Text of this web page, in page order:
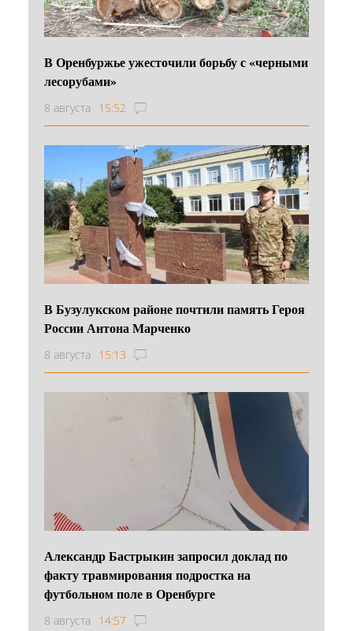
В Оренбуржье ужесточили борьбу с «черными
лесорубами»
8 августа 15:52
В Бузулукском районе почтили память Героя
России Антона Марченко
8 августа 15:13
Александр Бастрыкин запросил доклад по
факту травмирования подростка на
футбольном поле в Оренбурге
8 августа 14:57